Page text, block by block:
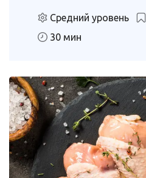
Средний уровень
30 мин